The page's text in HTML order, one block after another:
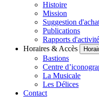
Histoire
Mission
Suggestion
Publications
Rapports d'activité
Horaires & Accès
Bastions
Centre
La Musicale
Les Délices
Contact